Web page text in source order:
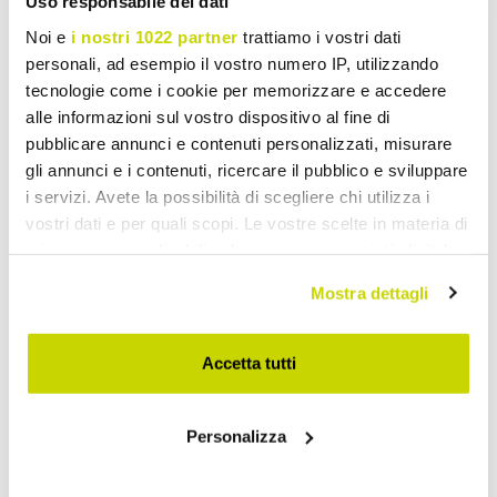
Noi e i nostri 1022 partner trattiamo i vostri dati
personali, ad esempio il vostro numero IP, utilizzando
tecnologie come i cookie per memorizzare e accedere
alle informazioni sul vostro dispositivo al fine di
pubblicare annunci e contenuti personalizzati, misurare
gli annunci e i contenuti, ricercare il pubblico e sviluppare
i servizi. Avete la possibilità di scegliere chi utilizza i
vostri dati e per quali scopi. Le vostre scelte in materia di
modificare o revocare il proprio consenso in qualsiasi
momento dalla Dichiarazione sui cookie o facendo clic
sull'icona di attivazione della privacy.
raccogliere informazioni sulla tua posizione
Mostra dettagli
Accetta tutti
Personalizza
Ofertă limitată. Nu ratați.